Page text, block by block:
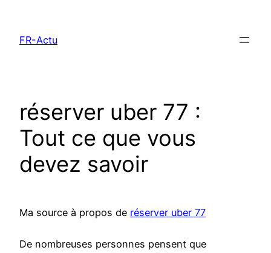
contenu
FR-Actu
réserver uber 77 :
Tout ce que vous
devez savoir
Ma source à propos de réserver uber 77
De nombreuses personnes pensent que